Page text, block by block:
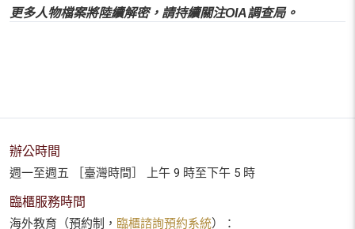
更多人物檔案將陸續解密，請持續關注OIA調查局。
辦公時間
週一至週五 ［臺灣時間］ 上午 9 時至下午 5 時
臨櫃服務時間
海外教育（預約制， 臨櫃諮詢預約系統）：